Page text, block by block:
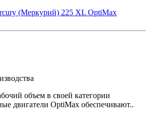
(Меркурий) 225 XL OptiMax
объем в своей категории
двигатели OptiMax обеспечивают..